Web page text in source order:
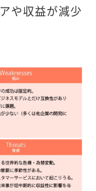
や収益が減少